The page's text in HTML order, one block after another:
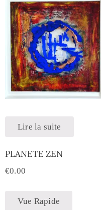
Lire la suite
PLANETE ZEN
€0.00
Vue Rapide